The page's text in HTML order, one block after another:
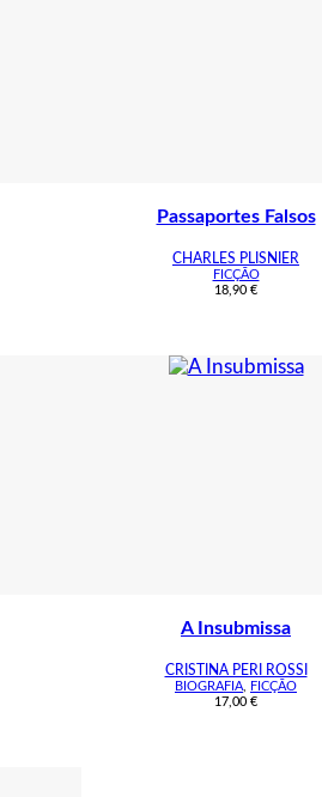
Passaportes Falsos
CHARLES PLISNIER
FICÇÃO
18,90 €
A Insubmissa
CRISTINA PERI ROSSI
BIOGRAFIA
FICÇÃO
17,00 €